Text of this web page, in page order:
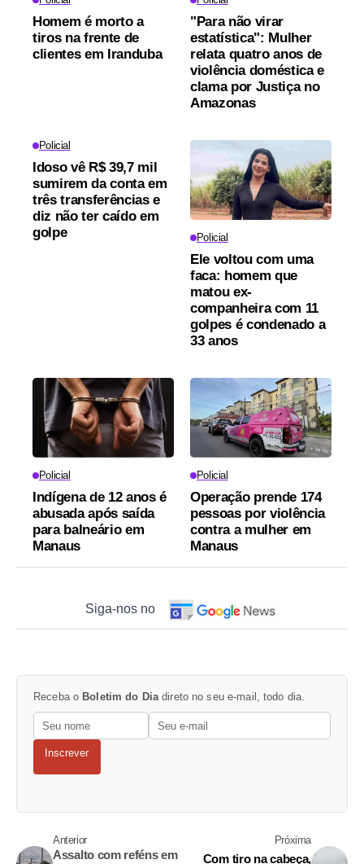
Homem é morto a
tiros na frente de
clientes em Iranduba
"Para não virar
estatística": Mulher
relata quatro anos de
violência doméstica e
clama por Justiça no
Amazonas
Policial
Idoso vê R$ 39,7 mil
sumirem da conta em
três transferências e
diz não ter caído em
golpe
Policial
Ele voltou com uma
faca: homem que
matou ex-
companheira com 11
golpes é condenado a
33 anos
Policial
Indígena de 12 anos é
abusada após saída
para balneário em
Manaus
Policial
Operação prende 174
pessoas por violência
contra a mulher em
Manaus
Siga-nos no
Receba o Boletim do Dia direto no seu e-mail, todo dia.
Inscrever
Anterior
Assalto com reféns em
Próxima
Com tiro na cabeça,